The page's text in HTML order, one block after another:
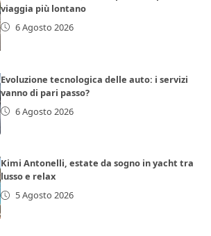
viaggia più lontano
6 Agosto 2026
Evoluzione tecnologica delle auto: i servizi
vanno di pari passo?
6 Agosto 2026
Kimi Antonelli, estate da sogno in yacht tra
lusso e relax
5 Agosto 2026